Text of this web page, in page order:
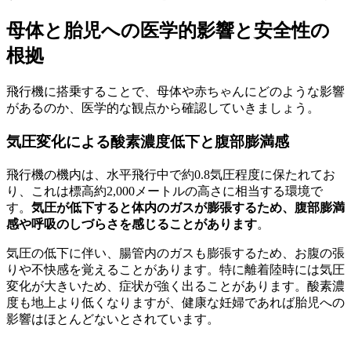
母体と胎児への医学的影響と安全性の
根拠
飛行機に搭乗することで、母体や赤ちゃんにどのような影響
があるのか、医学的な観点から確認していきましょう。
気圧変化による酸素濃度低下と腹部膨満感
飛行機の機内は、水平飛行中で約0.8気圧程度に保たれてお
り、これは標高約2,000メートルの高さに相当する環境で
す。 気圧が低下すると体内のガスが膨張するため、腹部膨満
感や呼吸のしづらさを感じることがあります。
気圧の低下に伴い、腸管内のガスも膨張するため、お腹の張
りや不快感を覚えることがあります。特に離着陸時には気圧
変化が大きいため、症状が強く出ることがあります。酸素濃
度も地上より低くなりますが、健康な妊婦であれば胎児への
影響はほとんどないとされています。